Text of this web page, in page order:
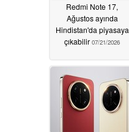
Redmi Note 17,
Ağustos ayında
Hindistan'da piyasaya
çıkabilir 07/21/2026